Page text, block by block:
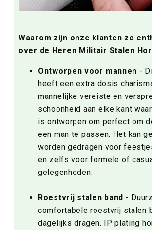
Waarom zijn onze klanten zo
over de Heren Militair Stalen
Ontworpen voor mannen -
heeft een extra dosis
mannelijke vereiste en
schoonheid aan elke kant
is ontworpen om perfect om
een man te passen. Het kan
worden gedragen voor
en zelfs voor formele of
gelegenheden.
Roestvrij stalen band -
comfortabele roestvrij stalen
dagelijks dragen. IP plating